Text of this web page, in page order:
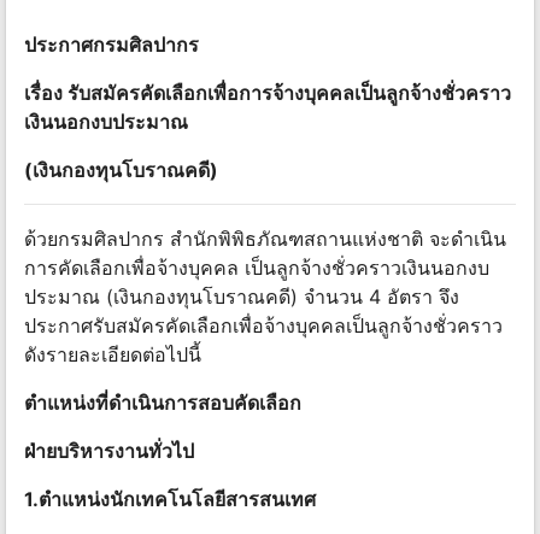
ประกาศกรมศิลปากร
เรื่อง รับสมัครคัดเลือกเพื่อการจ้างบุคคลเป็นลูกจ้างชั่วคราว
เงินนอกงบประมาณ
(เงินกองทุนโบราณคดี)
ด้วยกรมศิลปากร สำนักพิพิธภัณฑสถานแห่งชาติ จะดำเนิน
การคัดเลือกเพื่อจ้างบุคคล เป็นลูกจ้างชั่วคราวเงินนอกงบ
ประมาณ (เงินกองทุนโบราณคดี) จำนวน 4 อัตรา จึง
ประกาศรับสมัครคัดเลือกเพื่อจ้างบุคคลเป็นลูกจ้างชั่วคราว
ดังรายละเอียดต่อไปนี้
ตําแหน่งที่ดําเนินการสอบคัดเลือก
ฝ่ายบริหารงานทั่วไป
1.ตำแหน่งนักเทคโนโลยีสารสนเทศ